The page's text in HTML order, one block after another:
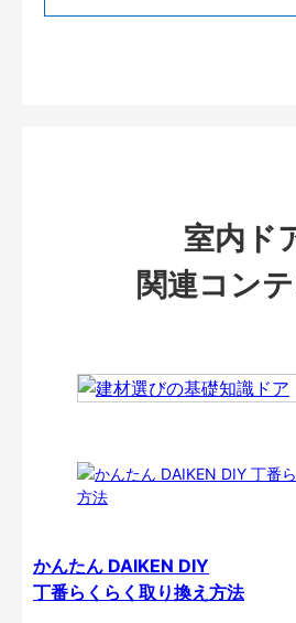
室内ド
関連コン
かんたん DAIKEN DIY
丁番らくらく取り換え方法